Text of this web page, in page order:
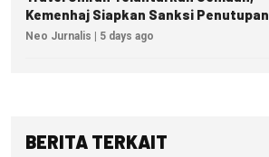
Kemenhaj Siapkan Sanksi Penutupan
Izin hingga Pidana
Neo Jurnalis | 5 days ago
BERITA TERKAIT